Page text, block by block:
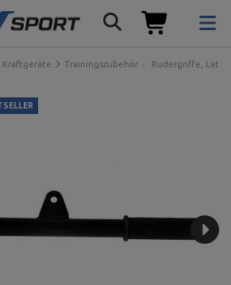
Kraftgeräte Trainingszubehör Rudergriffe,